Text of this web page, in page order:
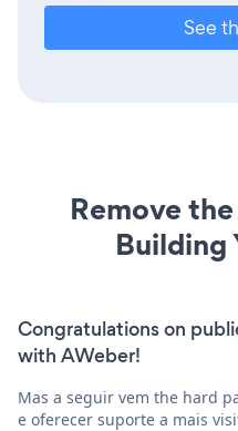
See
Remove
Building
Congratulations on
with AWeber!
Mas a seguir vem the hard
e oferecer suporte a mais